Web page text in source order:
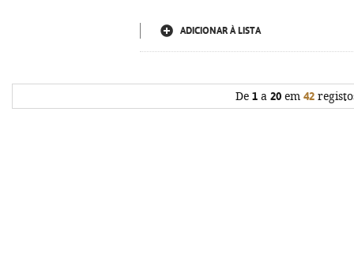
ADICIONAR À LISTA
De 1a 20em 42